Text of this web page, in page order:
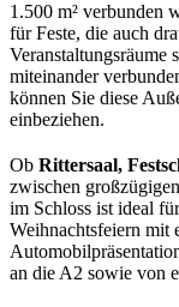
1.500 m² verbunden
für Feste, die auch
Veranstaltungsräume
miteinander
können Sie diese
einbeziehen.
Ob Rittersaal,
zwischen
im Schloss ist ideal
Weihnachtsfeiern mit
an die A2 sowie von